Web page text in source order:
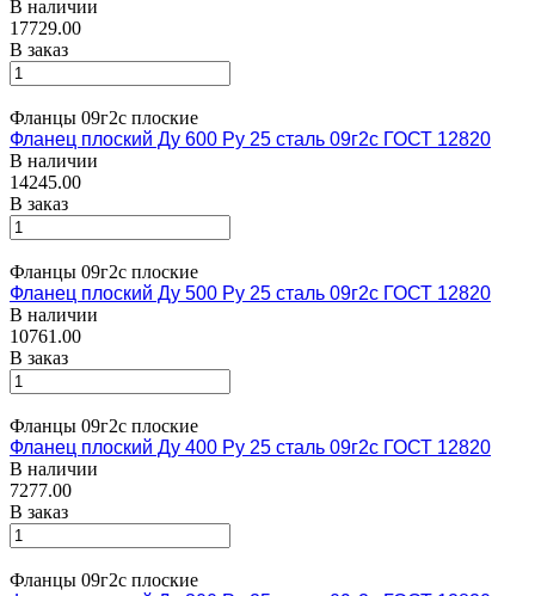
В наличии
17729.00
В заказ
Фланцы 09г2с плоские
Фланец плоский Ду 600 Ру 25 сталь 09г2с ГОСТ 12820
В наличии
14245.00
В заказ
Фланцы 09г2с плоские
Фланец плоский Ду 500 Ру 25 сталь 09г2с ГОСТ 12820
В наличии
10761.00
В заказ
Фланцы 09г2с плоские
Фланец плоский Ду 400 Ру 25 сталь 09г2с ГОСТ 12820
В наличии
7277.00
В заказ
Фланцы 09г2с плоские